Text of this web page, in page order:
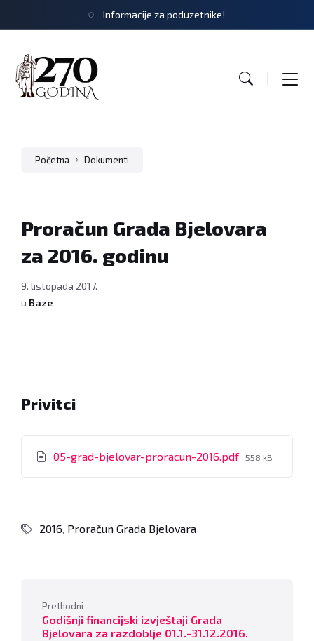
Informacije za poduzetnike!
Početna Dokumenti
Proračun Grada Bjelovara
za 2016. godinu
9. listopada 2017.
u Baze
Privitci
05-grad-bjelovar-proracun-2016.pdf File
558 kB
2016, Proračun Grada Bjelovara
Prethodni
Godišnji financijski izvještaji Grada
Bjelovara za razdoblje 01.1.-31.12.2016.